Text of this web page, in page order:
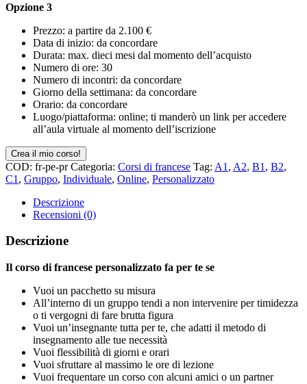
Opzione 3
Prezzo: a partire da 2.100 €
Data di inizio: da concordare
Durata: max. dieci mesi dal momento dell’acquisto
Numero di ore: 30
Numero di incontri: da concordare
Giorno della settimana: da concordare
Orario: da concordare
Luogo/piattaforma: online; ti manderò un link per accedere
all’aula virtuale al momento dell’iscrizione
Crea il mio corso!
COD: fr-pe-pr Categoria: Corsi di francese Tag: A1 , A2, B1 , B2,
C1 , Gruppo, Individuale, Online, Personalizzato
Descrizione
Recensioni (0)
Descrizione
Il corso di francese personalizzato fa per te se
Vuoi un pacchetto su misura
All’interno di un gruppo tendi a non intervenire per timidezza
o ti vergogni di fare brutta figura
Vuoi un’insegnante tutta per te, che adatti il metodo di
insegnamento alle tue necessità
Vuoi flessibilità di giorni e orari
Vuoi sfruttare al massimo le ore di lezione
Vuoi frequentare un corso con alcuni amici o un partner